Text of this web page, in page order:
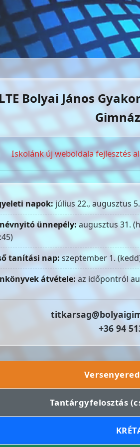
Bolyai János
Iskolánk új weboldala fejlesztés
napok:július 22., augusztus
ünnepély:augusztus 31.
tanítási nap: szeptember 1.
átvétele: az időpontról
+36 94
Tantárgyfelosztás